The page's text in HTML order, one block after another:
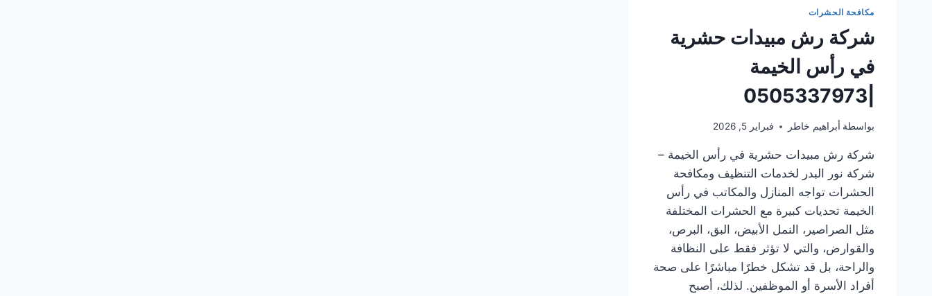
مكافحة الحشرات
شركة رش مبيدات حشرية
في رأس الخيمة
بواسطة أبراهيم خاطر فبراير 5, 2026
شركة رش مبيدات حشرية في رأس الخيمة –
شركة نور البدر لخدمات التنظيف ومكافحة
الحشرات تواجه المنازل والمكاتب في رأس
الخيمة تحديات كبيرة مع الحشرات المختلفة
مثل الصراصير، النمل الأبيض، البق، البرص،
والقوارض، والتي لا تؤثر فقط على النظافة
والراحة، بل قد تشكل خطرًا مباشرًا على صحة
أفراد الأسرة أو الموظفين. لذلك، أصبح